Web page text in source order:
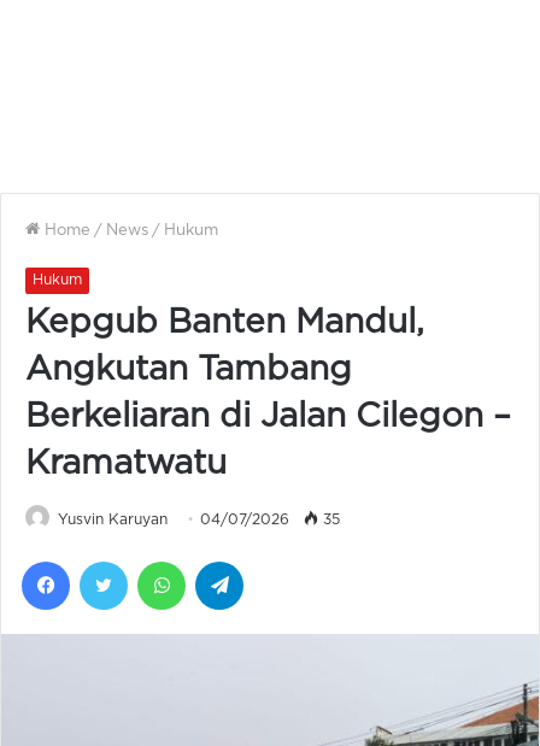
Home / News / Hukum
Hukum
Kepgub Banten Mandul,
Angkutan Tambang
Berkeliaran di Jalan Cilegon –
Kramatwatu
Yusvin Karuyan 04/07/2026 35
FacebookTwitter WhatsApp